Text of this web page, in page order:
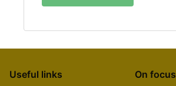
Useful links
On focus